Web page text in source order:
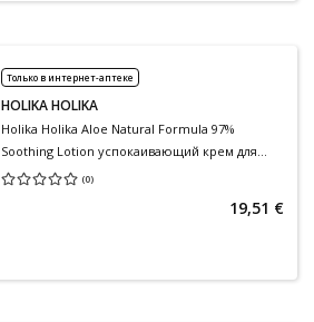
Только в интернет-аптеке
HOLIKA HOLIKA
Holika Holika Aloe Natural Formula 97%
Soothing Lotion успокаивающий крем для
тела 240 мл
(0)
Средняя оценка 0.00
19,51 €